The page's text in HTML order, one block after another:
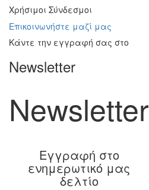
Χρήσιμοι Σύνδεσμοι
Επικοινωνήστε μαζί μας
Κάντε την εγγραφή σας στο
Newsletter
Newsletter
Εγγραφή στο
ενημερωτικό μας
δελτίο